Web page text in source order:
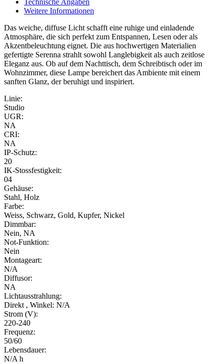
Technische Angaben
Weitere Informationen
Das weiche, diffuse Licht schafft eine ruhige und einladende
Atmosphäre, die sich perfekt zum Entspannen, Lesen oder als
Akzentbeleuchtung eignet. Die aus hochwertigen Materialien
gefertigte Serenna strahlt sowohl Langlebigkeit als auch zeitlose
Eleganz aus. Ob auf dem Nachttisch, dem Schreibtisch oder im
Wohnzimmer, diese Lampe bereichert das Ambiente mit einem
sanften Glanz, der beruhigt und inspiriert.
Linie:
Studio
UGR:
NA
CRI:
NA
IP-Schutz:
20
IK-Stossfestigkeit:
04
Gehäuse:
Stahl, Holz
Farbe:
Weiss, Schwarz, Gold, Kupfer, Nickel
Dimmbar:
Nein, NA
Not-Funktion:
Nein
Montageart:
N/A
Diffusor:
NA
Lichtausstrahlung:
Direkt , Winkel: N/A
Strom (V):
220-240
Frequenz:
50/60
Lebensdauer:
N/A h